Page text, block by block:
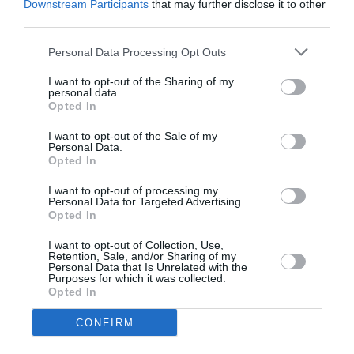
Downstream Participants that may further disclose it to other
Personal Data Processing Opt Outs
I want to opt-out of the Sharing of my
personal data.
Opted In
I want to opt-out of the Sale of my
Personal Data.
Opted In
I want to opt-out of processing my
Personal Data for Targeted Advertising.
Opted In
I want to opt-out of Collection, Use,
Retention, Sale, and/or Sharing of my
Personal Data that Is Unrelated with the
Purposes for which it was collected.
Opted In
CONFIRM